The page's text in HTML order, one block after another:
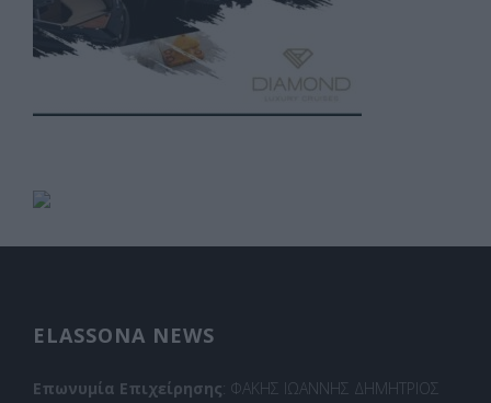
ELASSONA NEWS
Επωνυμία Επιχείρησης: ΦΑΚΗΣ ΙΩΑΝΝΗΣ ΔΗΜΗΤΡΙΟΣ